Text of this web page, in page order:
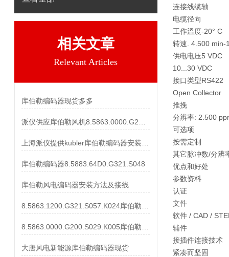
相关文章
Relevant Articles
库伯勒编码器现货多多
库伯勒编码器8.5883.64D0.G321.S048
库伯勒风电编码器安装方法及接线
大唐风电新能源库伯勒编码器现货
连接线缆轴
电缆径向
工作溫度-20° C
转速 . 4.500 min-
供电电压5 VDC
10...30 VDC
接口类型RS422
Open Collector
推挽
分辨率: 2.500
可选项
按需定制
其它脉冲数/分辨
优点和好处
参数资料
认证
文件
软件 / CAD /
辅件
接插件连接技术
紧凑而坚固